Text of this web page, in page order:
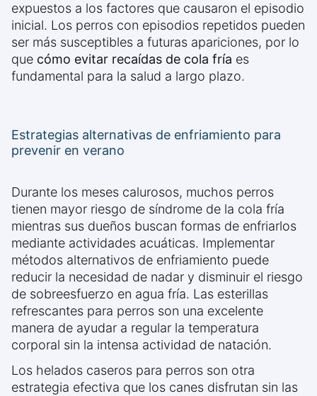
expuestos a los factores que causaron el episodio
inicial. Los perros con episodios repetidos pueden
ser más susceptibles a futuras apariciones, por lo
que cómo evitar recaídas de cola fría es
fundamental para la salud a largo plazo.
Estrategias alternativas de enfriamiento para
prevenir en verano
Durante los meses calurosos, muchos perros
tienen mayor riesgo de síndrome de la cola fría
mientras sus dueños buscan formas de enfriarlos
mediante actividades acuáticas. Implementar
métodos alternativos de enfriamiento puede
reducir la necesidad de nadar y disminuir el riesgo
de sobreesfuerzo en agua fría. Las esterillas
refrescantes para perros son una excelente
manera de ayudar a regular la temperatura
corporal sin la intensa actividad de natación.
Los helados caseros para perros son otra
estrategia efectiva que los canes disfrutan sin las